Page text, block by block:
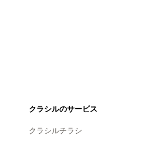
クラシルのサービス
クラシルチラシ